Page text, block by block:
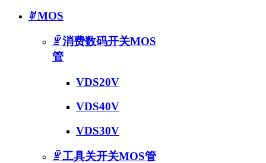
ꄶ MOS
ꁇ 消费数码开关MOS
管
VDS20V
VDS40V
VDS30V
ꁇ 工具关开关MOS管